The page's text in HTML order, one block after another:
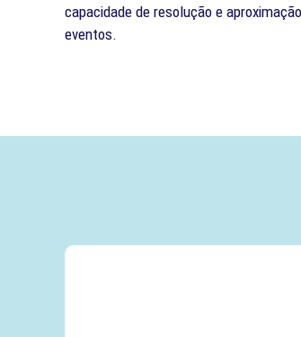
capacidade de resolução e
eventos.